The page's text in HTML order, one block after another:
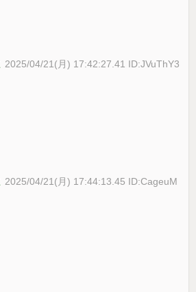
2025/04/21(月) 17:42:27.41 ID:JVuThY3
2025/04/21(月) 17:44:13.45 ID:CageuM